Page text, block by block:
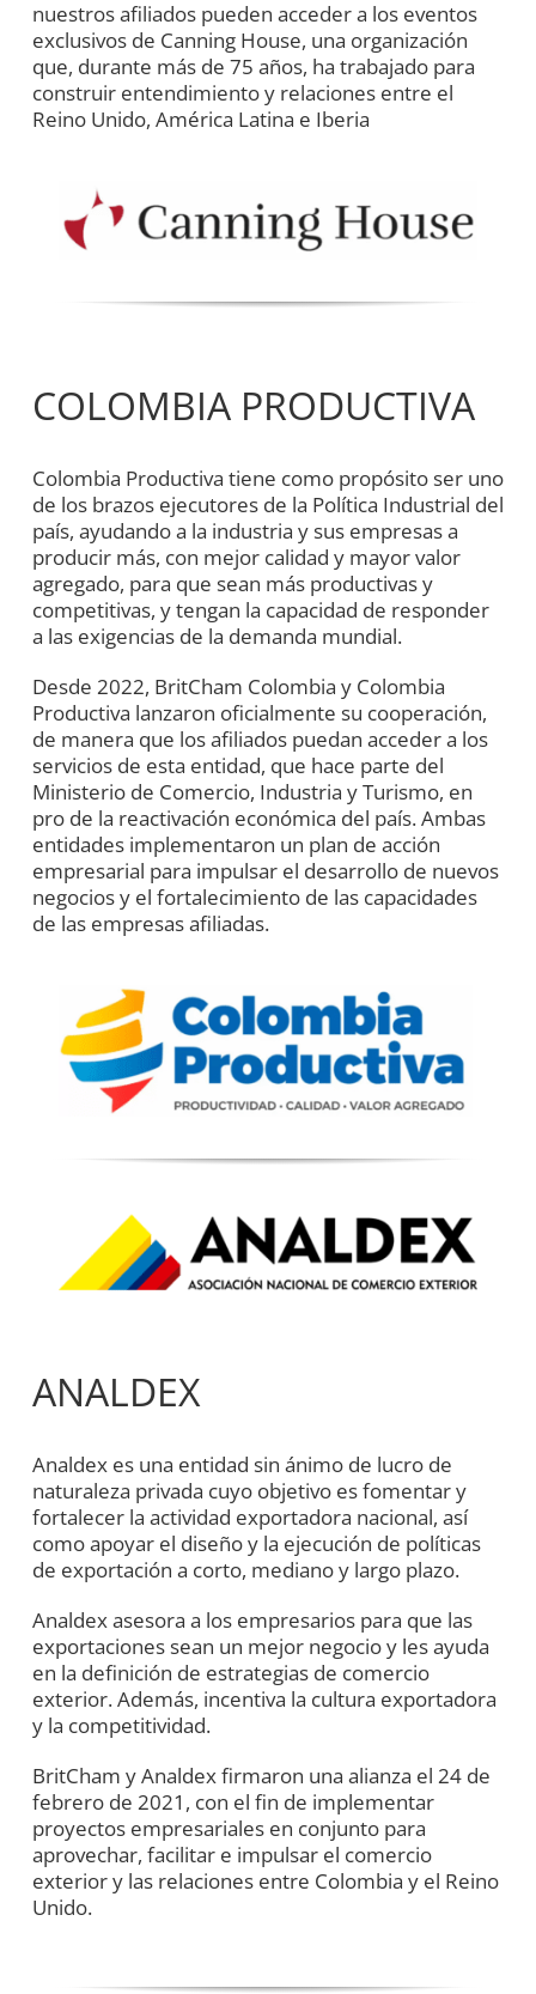
nuestros afiliados pueden acceder a los eventos
exclusivos de Canning House, una organización
que, durante más de 75 años, ha trabajado para
construir entendimiento y relaciones entre el
Reino Unido, América Latina e Iberia
COLOMBIA PRODUCTIVA
Colombia Productiva tiene como propósito ser uno
de los brazos ejecutores de la Política Industrial del
país, ayudando a la industria y sus empresas a
producir más, con mejor calidad y mayor valor
agregado, para que sean más productivas y
competitivas, y tengan la capacidad de responder
a las exigencias de la demanda mundial.
Desde 2022, BritCham Colombia y Colombia
Productiva lanzaron oficialmente su cooperación,
de manera que los afiliados puedan acceder a los
servicios de esta entidad, que hace parte del
Ministerio de Comercio, Industria y Turismo, en
pro de la reactivación económica del país. Ambas
entidades implementaron un plan de acción
empresarial para impulsar el desarrollo de nuevos
negocios y el fortalecimiento de las capacidades
de las empresas afiliadas.
ANALDEX
Analdex es una entidad sin ánimo de lucro de
naturaleza privada cuyo objetivo es fomentar y
fortalecer la actividad exportadora nacional, así
como apoyar el diseño y la ejecución de políticas
de exportación a corto, mediano y largo plazo.
Analdex asesora a los empresarios para que las
exportaciones sean un mejor negocio y les ayuda
en la definición de estrategias de comercio
exterior. Además, incentiva la cultura exportadora
y la competitividad.
BritCham y Analdex firmaron una alianza el 24 de
febrero de 2021, con el fin de implementar
proyectos empresariales en conjunto para
aprovechar, facilitar e impulsar el comercio
exterior y las relaciones entre Colombia y el Reino
Unido.